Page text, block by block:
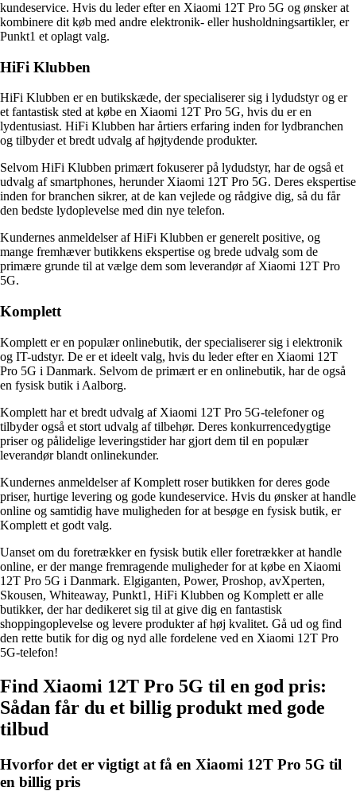
kundeservice. Hvis du leder efter en Xiaomi 12T Pro 5G og ønsker at
kombinere dit køb med andre elektronik- eller husholdningsartikler, er
Punkt1 et oplagt valg.
HiFi Klubben
HiFi Klubben er en butikskæde, der specialiserer sig i lydudstyr og er
et fantastisk sted at købe en Xiaomi 12T Pro 5G, hvis du er en
lydentusiast. HiFi Klubben har årtiers erfaring inden for lydbranchen
og tilbyder et bredt udvalg af højtydende produkter.
Selvom HiFi Klubben primært fokuserer på lydudstyr, har de også et
udvalg af smartphones, herunder Xiaomi 12T Pro 5G. Deres ekspertise
inden for branchen sikrer, at de kan vejlede og rådgive dig, så du får
den bedste lydoplevelse med din nye telefon.
Kundernes anmeldelser af HiFi Klubben er generelt positive, og
mange fremhæver butikkens ekspertise og brede udvalg som de
primære grunde til at vælge dem som leverandør af Xiaomi 12T Pro
5G.
Komplett
Komplett er en populær onlinebutik, der specialiserer sig i elektronik
og IT-udstyr. De er et ideelt valg, hvis du leder efter en Xiaomi 12T
Pro 5G i Danmark. Selvom de primært er en onlinebutik, har de også
en fysisk butik i Aalborg.
Komplett har et bredt udvalg af Xiaomi 12T Pro 5G-telefoner og
tilbyder også et stort udvalg af tilbehør. Deres konkurrencedygtige
priser og pålidelige leveringstider har gjort dem til en populær
leverandør blandt onlinekunder.
Kundernes anmeldelser af Komplett roser butikken for deres gode
priser, hurtige levering og gode kundeservice. Hvis du ønsker at handle
online og samtidig have muligheden for at besøge en fysisk butik, er
Komplett et godt valg.
Uanset om du foretrækker en fysisk butik eller foretrækker at handle
online, er der mange fremragende muligheder for at købe en Xiaomi
12T Pro 5G i Danmark. Elgiganten, Power, Proshop, avXperten,
Skousen, Whiteaway, Punkt1, HiFi Klubben og Komplett er alle
butikker, der har dedikeret sig til at give dig en fantastisk
shoppingoplevelse og levere produkter af høj kvalitet. Gå ud og find
den rette butik for dig og nyd alle fordelene ved en Xiaomi 12T Pro
5G-telefon!
Find Xiaomi 12T Pro 5G til en god pris:
Sådan får du et billig produkt med gode
tilbud
Hvorfor det er vigtigt at få en Xiaomi 12T Pro 5G til
en billig pris